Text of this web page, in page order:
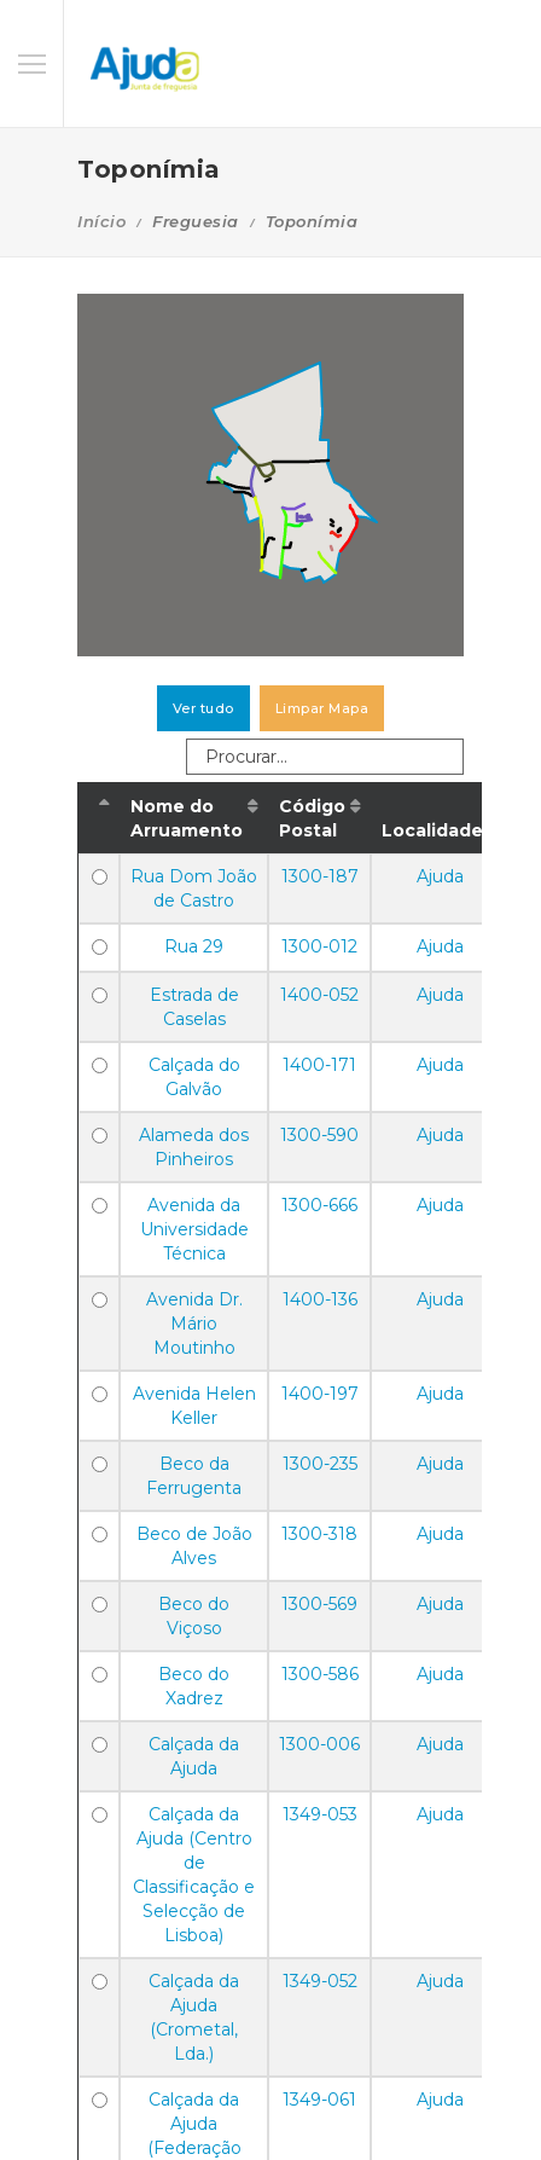
Toponímia
Início Freguesia Toponímia
Ver tudo Limpar Mapa
Nome do
Arruamento
Código
Postal
Localidade
Rua Dom João
de Castro
1300-187 Ajuda
Rua 29 1300-012 Ajuda
Estrada de
Caselas
1400-052 Ajuda
Calçada do
Galvão
1400-171 Ajuda
Alameda dos
Pinheiros
1300-590 Ajuda
Avenida da
Universidade
Técnica
1300-666 Ajuda
Avenida Dr.
Mário
Moutinho
1400-136 Ajuda
Avenida Helen
Keller
1400-197 Ajuda
Beco da
Ferrugenta
1300-235 Ajuda
Beco de João
Alves
1300-318 Ajuda
Beco do
Viçoso
1300-569 Ajuda
Beco do
Xadrez
1300-586 Ajuda
Calçada da
Ajuda
1300-006 Ajuda
Calçada da
Ajuda (Centro
de
Classificação e
Selecção de
Lisboa)
1349-053 Ajuda
Calçada da
Ajuda
(Crometal,
Lda.)
1349-052 Ajuda
Calçada da
Ajuda
(Federação
1349-061 Ajuda